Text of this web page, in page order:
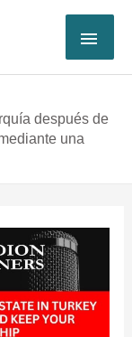
después de
una